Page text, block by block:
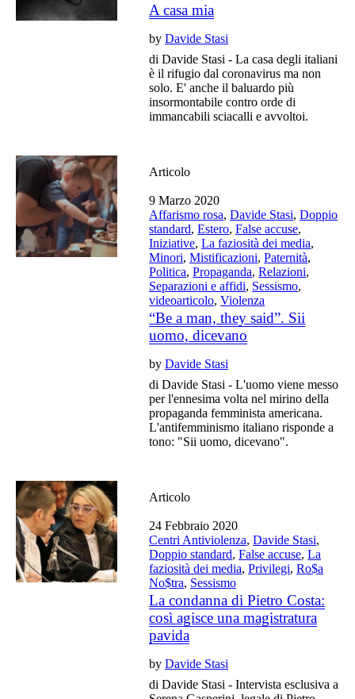
A casa mia
byDavide Stasi
di Davide Stasi - La casa degli italiani
è il rifugio dal coronavirus ma non
solo. E' anche il baluardo più
insormontabile contro orde di
immancabili sciacalli e avvoltoi.
Articolo
9 Marzo 2020
Affarismo rosa,Davide Stasi,Doppio
standard,Estero,False accuse,
Iniziative,La faziosità dei media,
Minori,Mistificazioni,Paternità,
Politica,Propaganda,Relazioni,
Separazioni e affidi, Sessismo,
videoarticolo,Violenza
“Be a man, they said”. Sii
uomo, dicevano
byDavide Stasi
di Davide Stasi - L'uomo viene messo
per l'ennesima volta nel mirino della
propaganda femminista americana.
L'antifemminismo italiano risponde a
tono: "Sii uomo, dicevano".
Articolo
24 Febbraio 2020
Centri Antiviolenza,Davide Stasi,
Doppio standard,False accuse,La
faziosità dei media,Privilegi,Ro$a
No$tra, Sessismo
La condanna di Pietro Costa:
così agisce una magistratura
pavida
byDavide Stasi
di Davide Stasi - Intervista esclusiva a